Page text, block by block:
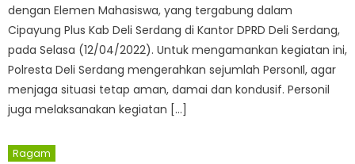
dengan Elemen Mahasiswa, yang tergabung dalam
Cipayung Plus Kab Deli Serdang di Kantor DPRD Deli Serdang,
pada Selasa (12/04/2022). Untuk mengamankan kegiatan ini,
Polresta Deli Serdang mengerahkan sejumlah PersonIl, agar
menjaga situasi tetap aman, damai dan kondusif. Personil
juga melaksanakan kegiatan […]
Ragam